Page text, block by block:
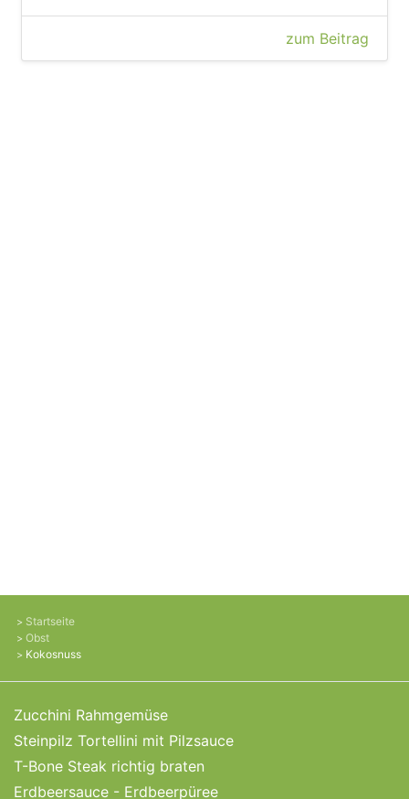
zum Beitrag
Startseite
Obst
Kokosnuss
Zucchini Rahmgemüse
Steinpilz Tortellini mit Pilzsauce
T-Bone Steak richtig braten
Erdbeersauce - Erdbeerpüree